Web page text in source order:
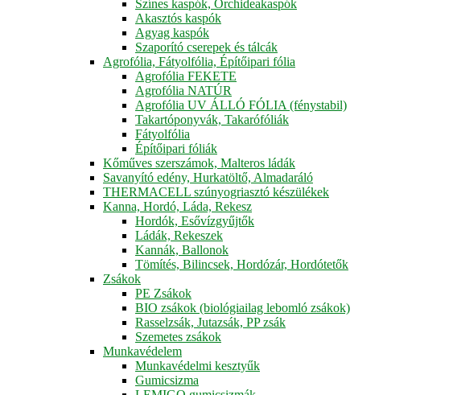
Színes kaspók, Orchideakaspók
Akasztós kaspók
Agyag kaspók
Szaporító cserepek és tálcák
Agrofólia, Fátyolfólia, Építőipari fólia
Agrofólia FEKETE
Agrofólia NATÚR
Agrofólia UV ÁLLÓ FÓLIA (fénystabil)
Takartóponyvák, Takarófóliák
Fátyolfólia
Építőipari fóliák
Kőműves szerszámok, Malteros ládák
Savanyító edény, Hurkatöltő, Almadaráló
THERMACELL szúnyogriasztó készülékek
Kanna, Hordó, Láda, Rekesz
Hordók, Esővízgyűjtők
Ládák, Rekeszek
Kannák, Ballonok
Tömítés, Bilincsek, Hordózár, Hordótetők
Zsákok
PE Zsákok
BIO zsákok (biológiailag lebomló zsákok)
Rasselzsák, Jutazsák, PP zsák
Szemetes zsákok
Munkavédelem
Munkavédelmi kesztyűk
Gumicsizma